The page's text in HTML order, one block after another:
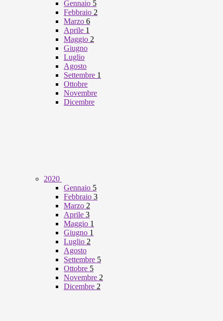
Gennaio 5
Febbraio 2
Marzo 6
Aprile 1
Maggio 2
Giugno
Luglio
Agosto
Settembre 1
Ottobre
Novembre
Dicembre
2020
Gennaio 5
Febbraio 3
Marzo 2
Aprile 3
Maggio 1
Giugno 1
Luglio 2
Agosto
Settembre 5
Ottobre 5
Novembre 2
Dicembre 2